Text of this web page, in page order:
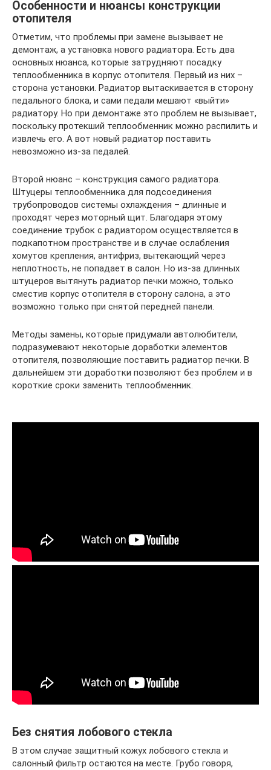
Особенности и нюансы конструкции
отопителя
Отметим, что проблемы при замене вызывает не
демонтаж, а установка нового радиатора. Есть два
основных нюанса, которые затрудняют посадку
теплообменника в корпус отопителя. Первый из них –
сторона установки. Радиатор вытаскивается в сторону
педального блока, и сами педали мешают «выйти»
радиатору. Но при демонтаже это проблем не вызывает,
поскольку протекший теплообменник можно распилить и
извлечь его. А вот новый радиатор поставить
невозможно из-за педалей.
Второй нюанс – конструкция самого радиатора.
Штуцеры теплообменника для подсоединения
трубопроводов системы охлаждения – длинные и
проходят через моторный щит. Благодаря этому
соединение трубок с радиатором осуществляется в
подкапотном пространстве и в случае ослабления
хомутов крепления, антифриз, вытекающий через
неплотность, не попадает в салон. Но из-за длинных
штуцеров вытянуть радиатор печки можно, только
сместив корпус отопителя в сторону салона, а это
возможно только при снятой передней панели.
Методы замены, которые придумали автолюбители,
подразумевают некоторые доработки элементов
отопителя, позволяющие поставить радиатор печки. В
дальнейшем эти доработки позволяют без проблем и в
короткие сроки заменить теплообменник.
Без снятия лобового стекла
В этом случае защитный кожух лобового стекла и
салонный фильтр остаются на месте. Грубо говоря,